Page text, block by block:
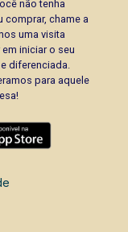
não tenha
comprar, chame a
uma visita
iniciar o seu
diferenciada.
para aquele